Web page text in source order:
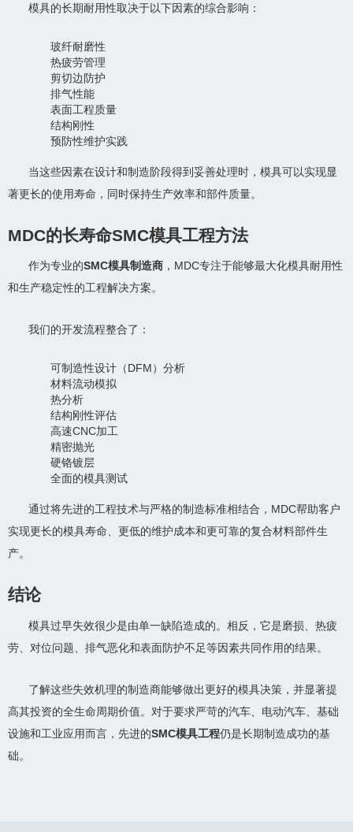
模具的长期耐用性取决于以下因素的综合影响：
玻纤耐磨性
热疲劳管理
剪切边防护
排气性能
表面工程质量
结构刚性
预防性维护实践
当这些因素在设计和制造阶段得到妥善处理时，模具可以实现显
著更长的使用寿命，同时保持生产效率和部件质量。
MDC的长寿命SMC模具工程方法
作为专业的SMC模具制造商 ，MDC专注于能够最大化模具耐用性
和生产稳定性的工程解决方案。
我们的开发流程整合了：
可制造性设计（DFM）分析
材料流动模拟
热分析
结构刚性评估
高速CNC加工
精密抛光
硬铬镀层
全面的模具测试
通过将先进的工程技术与严格的制造标准相结合，MDC帮助客户
实现更长的模具寿命、更低的维护成本和更可靠的复合材料部件生
产。
结论
模具过早失效很少是由单一缺陷造成的。相反，它是磨损、热疲
劳、对位问题、排气恶化和表面防护不足等因素共同作用的结果。
了解这些失效机理的制造商能够做出更好的模具决策，并显著提
高其投资的全生命周期价值。对于要求严苛的汽车、电动汽车、基础
设施和工业应用而言，先进的SMC模具工程仍是长期制造成功的基
础。